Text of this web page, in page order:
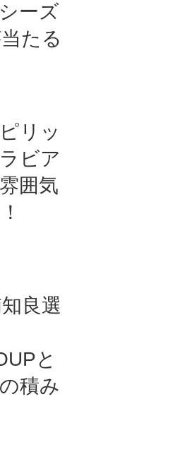
ーズ
たる
リッ
ビア
囲気
良選
と
積み